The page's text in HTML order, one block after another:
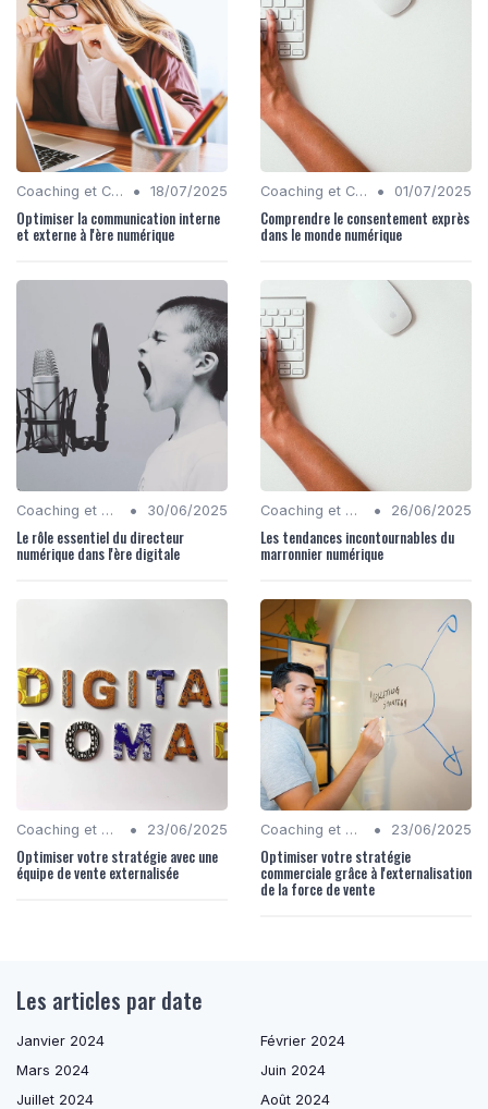
Coaching et Conseil en Stratégie Numérique • 18/07/2025
Optimiser la communication interne
et externe à l'ère numérique
Coaching et Conseil en Stratégie Numérique • 01/07/2025
Comprendre le consentement exprès
dans le monde numérique
Coaching et Conseil en Stratégie Numérique • 30/06/2025
Le rôle essentiel du directeur
numérique dans l'ère digitale
Coaching et Conseil en Stratégie Numérique • 26/06/2025
Les tendances incontournables du
marronnier numérique
Coaching et Conseil en Stratégie Numérique • 23/06/2025
Optimiser votre stratégie avec une
équipe de vente externalisée
Coaching et Conseil en Stratégie Numérique • 23/06/2025
Optimiser votre stratégie
commerciale grâce à l'externalisation
de la force de vente
Les articles par date
Janvier 2024
Février 2024
Mars 2024
Juin 2024
Juillet 2024
Août 2024